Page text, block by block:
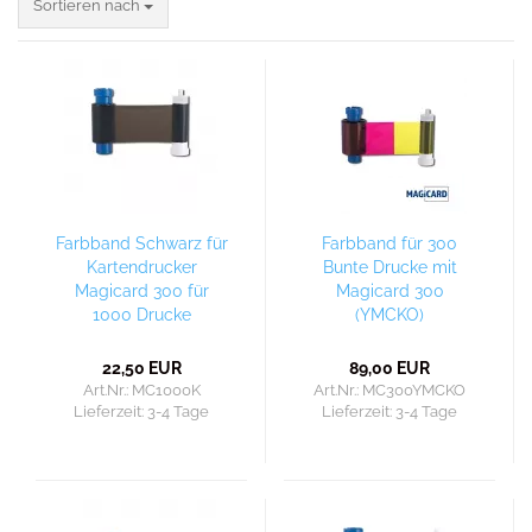
Sortieren nach
Sortieren nach
Farbband Schwarz für
Kartendrucker
Magicard 300 für
1000 Drucke
22,50 EUR
Art.Nr.: MC1000K
Lieferzeit: 3-4 Tage
Farbband für 300
Bunte Drucke mit
Magicard 300
(YMCKO)
89,00 EUR
Art.Nr.: MC300YMCKO
Lieferzeit: 3-4 Tage